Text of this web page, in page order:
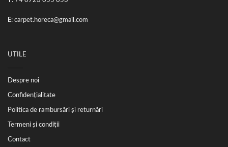
E: carpet.horeca@gmail.com
UTILE
Despre noi
Confidențialitate
Politica de rambursări și returnări
Termeni și condiții
Contact